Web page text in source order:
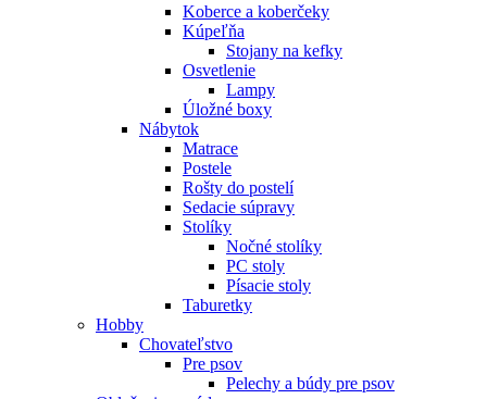
Koberce a koberčeky
Kúpeľňa
Stojany na kefky
Osvetlenie
Lampy
Úložné boxy
Nábytok
Matrace
Postele
Rošty do postelí
Sedacie súpravy
Stolíky
Nočné stolíky
PC stoly
Písacie stoly
Taburetky
Hobby
Chovateľstvo
Pre psov
Pelechy a búdy pre psov